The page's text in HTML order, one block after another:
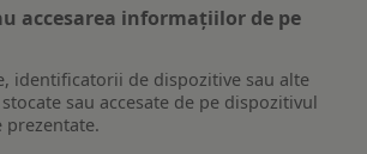
accesarea informațiilor de pe
identificatorii de dispozitive sau alte
sau accesate de pe dispozitivul
prezentate.